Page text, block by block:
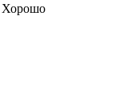
Хорошо